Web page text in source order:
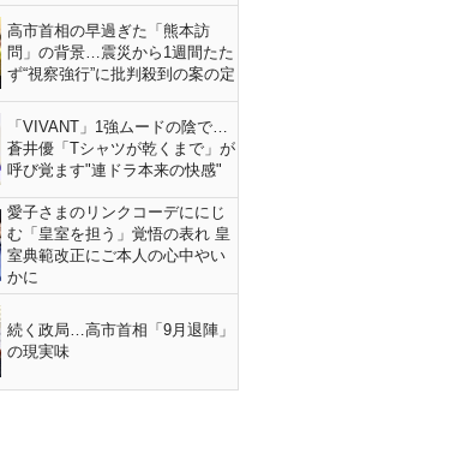
高市首相の早過ぎた「熊本訪
問」の背景…震災から1週間たた
ず“視察強行”に批判殺到の案の定
「VIVANT」1強ムードの陰で…
蒼井優「Tシャツが乾くまで」が
呼び覚ます"連ドラ本来の快感"
愛子さまのリンクコーデににじ
む「皇室を担う」覚悟の表れ 皇
室典範改正にご本人の心中やい
かに
続く政局…高市首相「9月退陣」
の現実味